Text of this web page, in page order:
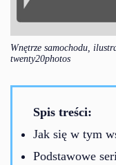
Wnętrze samochodu,
twenty20photos
Spis treści:
Jak się w tym
Podstawowe